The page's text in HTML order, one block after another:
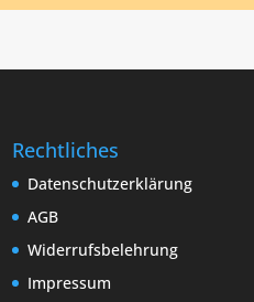
Rechtliches
Datenschutzerklärung
AGB
Widerrufsbelehrung
Impressum